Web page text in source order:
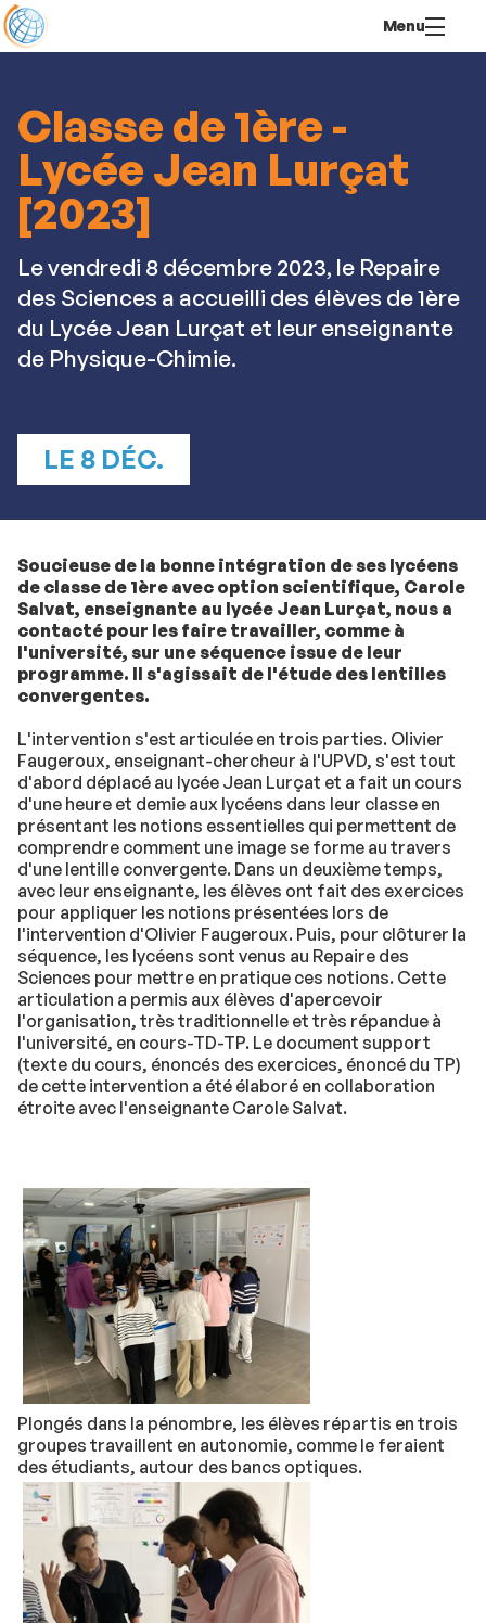
contenu
Menu
Classe de 1ère -
Lycée Jean Lurçat
[2023]
Le vendredi 8 décembre 2023, le Repaire
des Sciences a accueilli des élèves de 1ère
du Lycée Jean Lurçat et leur enseignante
de Physique-Chimie.
LE 8 DÉC.
Soucieuse de la bonne intégration de ses lycéens
de classe de 1ère avec option scientifique, Carole
Salvat, enseignante au lycée Jean Lurçat, nous a
contacté pour les faire travailler, comme à
l'université, sur une séquence issue de leur
programme. Il s'agissait de l'étude des lentilles
convergentes.
L'intervention s'est articulée en trois parties. Olivier
Faugeroux, enseignant-chercheur à l'UPVD, s'est tout
d'abord déplacé au lycée Jean Lurçat et a fait un cours
d'une heure et demie aux lycéens dans leur classe en
présentant les notions essentielles qui permettent de
comprendre comment une image se forme au travers
d'une lentille convergente. Dans un deuxième temps,
avec leur enseignante, les élèves ont fait des exercices
pour appliquer les notions présentées lors de
l'intervention d'Olivier Faugeroux. Puis, pour clôturer la
séquence, les lycéens sont venus au Repaire des
Sciences pour mettre en pratique ces notions. Cette
articulation a permis aux élèves d'apercevoir
l'organisation, très traditionnelle et très répandue à
l'université, en cours-TD-TP. Le document support
(texte du cours, énoncés des exercices, énoncé du TP)
de cette intervention a été élaboré en collaboration
étroite avec l'enseignante Carole Salvat.
Plongés dans la pénombre, les élèves répartis en trois
groupes travaillent en autonomie, comme le feraient
des étudiants, autour des bancs optiques.